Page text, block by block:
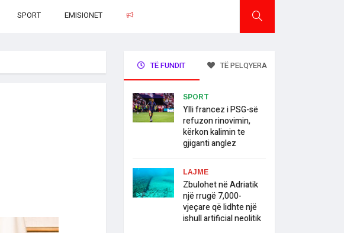
SPORT EMISIONET
TË FUNDIT TË PELQYERA
SPORT
Ylli francez i PSG-së
refuzon rinovimin,
kërkon kalimin te
gjiganti anglez
LAJME
Zbulohet në Adriatik
një rrugë 7,000-
vjeçare që lidhte një
ishull artificial neolitik